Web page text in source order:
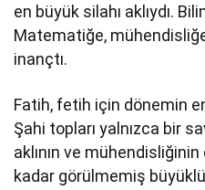
en büyük silahı aklıydı.
Matematiğe,
inançtı.
Fatih, fetih için dönemin
Şahi topları yalnızca bir
aklının ve mühendisliğinin
kadar görülmemiş